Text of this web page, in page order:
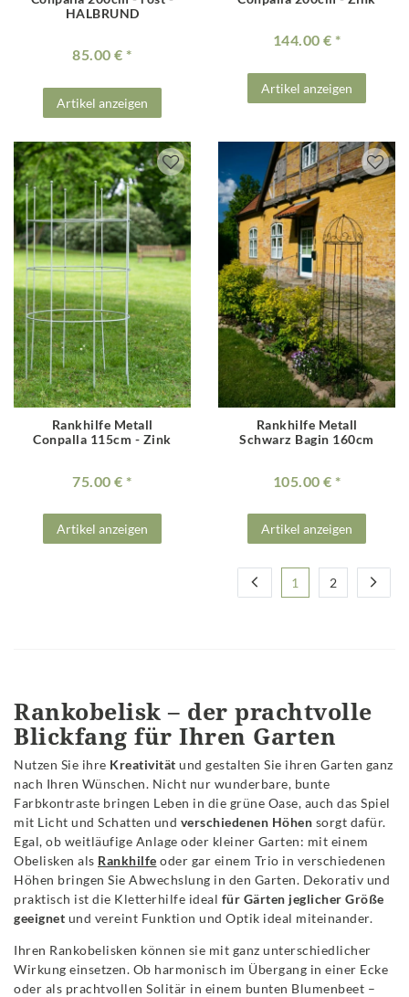
HALBRUND
85.00 €
Artikel anzeigen
144.00 €
Artikel anzeigen
Rankhilfe Metall
Conpalla 115cm - Zink
75.00 €
Artikel anzeigen
Rankhilfe Metall
Schwarz Bagin 160cm
105.00 €
Artikel anzeigen
1 2
Rankobelisk – der prachtvolle
Blickfang für Ihren Garten
Nutzen Sie ihre Kreativität und gestalten Sie ihren Garten ganz
nach Ihren Wünschen. Nicht nur wunderbare, bunte
Farbkontraste bringen Leben in die grüne Oase, auch das Spiel
mit Licht und Schatten und verschiedenen Höhen sorgt dafür.
Egal, ob weitläufige Anlage oder kleiner Garten: mit einem
Obelisken als Rankhilfe oder gar einem Trio in verschiedenen
Höhen bringen Sie Abwechslung in den Garten. Dekorativ und
praktisch ist die Kletterhilfe ideal für Gärten jeglicher Größe
geeignet und vereint Funktion und Optik ideal miteinander.
Ihren Rankobelisken können sie mit ganz unterschiedlicher
Wirkung einsetzen. Ob harmonisch im Übergang in einer Ecke
oder als prachtvollen Solitär in einem bunten Blumenbeet –